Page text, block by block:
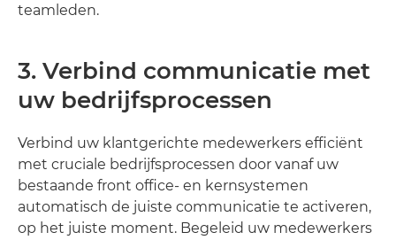
teamleden.
3. Verbind communicatie met
uw bedrijfsprocessen
Verbind uw klantgerichte medewerkers efficiënt
met cruciale bedrijfsprocessen door vanaf uw
bestaande front office- en kernsystemen
automatisch de juiste communicatie te activeren,
op het juiste moment. Begeleid uw medewerkers